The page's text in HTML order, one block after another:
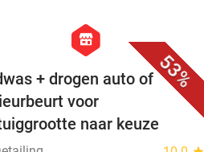
53%
hexagon
store
+ drogen auto of
voor
naar keuze